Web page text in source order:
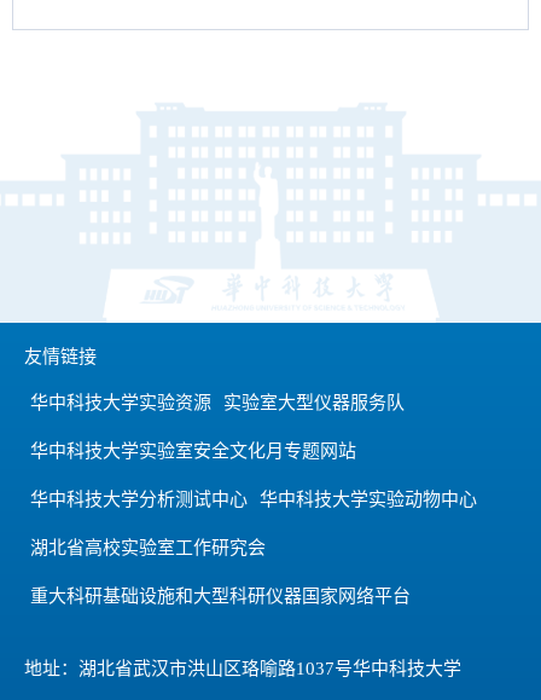
友情链接
华中科技大学实验资源 实验室大型仪器服务队
华中科技大学实验室安全文化月专题网站
华中科技大学分析测试中心 华中科技大学实验动物中心
湖北省高校实验室工作研究会
重大科研基础设施和大型科研仪器国家网络平台
地址：湖北省武汉市洪山区珞喻路1037号华中科技大学